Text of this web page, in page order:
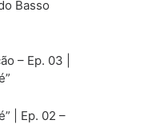
Basso
– Ep. 03 |
| Ep. 02 –